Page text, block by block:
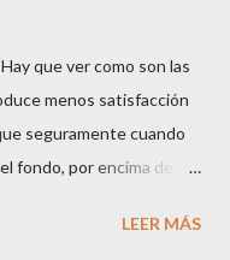
que ver como son las
menos satisfacción
seguramente cuando
fondo, por encima de la
tan transparentes en su
LEER MÁS